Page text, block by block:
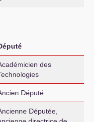
des
Député
Députée,